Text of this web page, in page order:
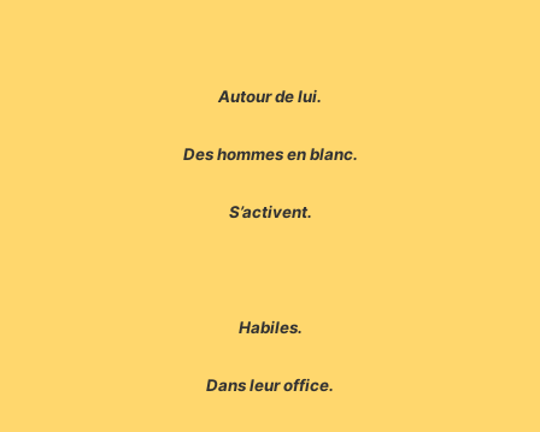
Autour de lui.
Des hommes en blanc.
S’activent.
Habiles.
Dans leur office.